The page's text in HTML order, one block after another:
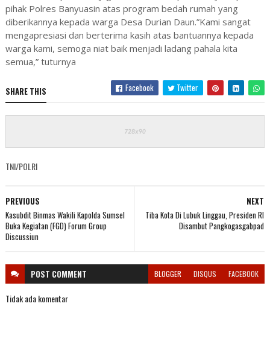
pihak Polres Banyuasin atas program bedah rumah yang
diberikannya kepada warga Desa Durian Daun.”Kami sangat
mengapresiasi dan berterima kasih atas bantuannya kepada
warga kami, semoga niat baik menjadi ladang pahala kita
semua,” tuturnya
SHARE THIS Facebook Twitter
TNI/POLRI
NEXT
Tiba Kota Di Lubuk Linggau, Presiden RI
Disambut Pangkogasgabpad
PREVIOUS
Kasubdit Binmas Wakili Kapolda Sumsel
Buka Kegiatan (FGD) Forum Group
Discussiun
POST COMMENT BLOGGER DISQUS FACEBOOK
Tidak ada komentar